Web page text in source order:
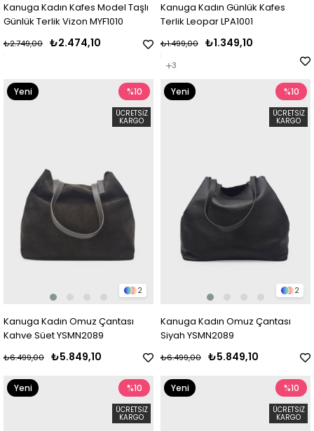
Kanuga Kadın Kafes Model Taşlı
Günlük Terlik Vizon MYF1010
₺2.474,10
₺2.749,00
Kanuga Kadın Günlük Kafes
Terlik Leopar LPA1001
₺1.349,10
₺1.499,00
3
2
Kanuga Kadın Omuz Çantası
Kahve Süet YSMN2089
₺5.849,10
₺6.499,00
%10
ÜCRETSIZ
KARGO
Yeni
2
Kanuga Kadın Omuz Çantası
Siyah YSMN2089
₺5.849,10
₺6.499,00
%10
ÜCRETSIZ
KARGO
Yeni
%10
ÜCRETSIZ
KARGO
Yeni
%10
ÜCRETSIZ
KARGO
Yeni